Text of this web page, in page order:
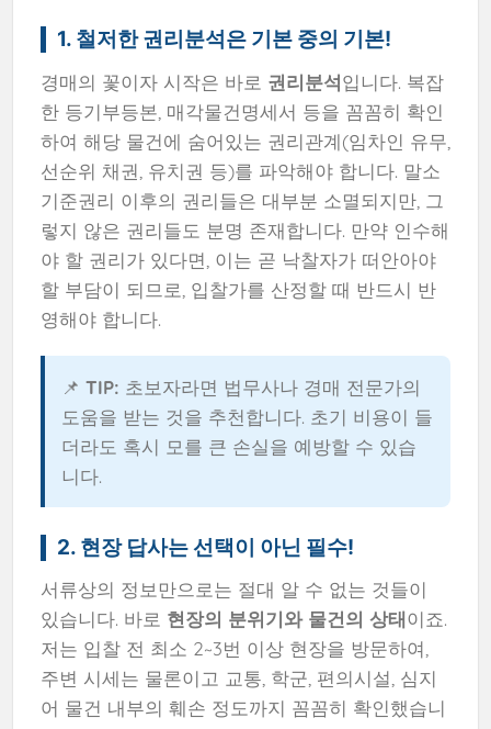
1. 철저한 권리분석은 기본 중의 기본!
경매의 꽃이자 시작은 바로 권리분석입니다. 복잡
한 등기부등본, 매각물건명세서 등을 꼼꼼히 확인
하여 해당 물건에 숨어있는 권리관계(임차인 유무,
선순위 채권, 유치권 등)를 파악해야 합니다. 말소
기준권리 이후의 권리들은 대부분 소멸되지만, 그
렇지 않은 권리들도 분명 존재합니다. 만약 인수해
야 할 권리가 있다면, 이는 곧 낙찰자가 떠안아야
할 부담이 되므로, 입찰가를 산정할 때 반드시 반
영해야 합니다.
📌 TIP: 초보자라면 법무사나 경매 전문가의
도움을 받는 것을 추천합니다. 초기 비용이 들
더라도 혹시 모를 큰 손실을 예방할 수 있습
니다.
2. 현장 답사는 선택이 아닌 필수!
서류상의 정보만으로는 절대 알 수 없는 것들이
있습니다. 바로 현장의 분위기와 물건의 상태이죠.
저는 입찰 전 최소 2~3번 이상 현장을 방문하여,
주변 시세는 물론이고 교통, 학군, 편의시설, 심지
어 물건 내부의 훼손 정도까지 꼼꼼히 확인했습니